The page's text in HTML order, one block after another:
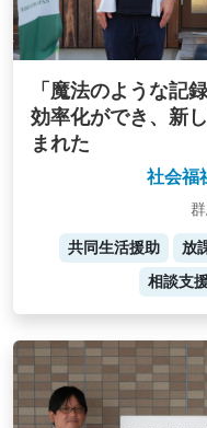
「魔法のような記
効率化ができ、新
まれた
社会福
共同生活援助 放
相談支